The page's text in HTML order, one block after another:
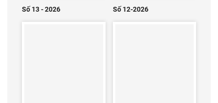
Số 13 - 2026 Số 12-2026